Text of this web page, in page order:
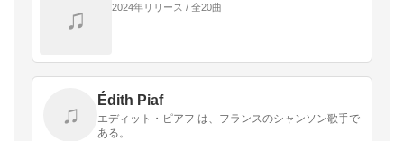
♫ 2024年リリース / 全20曲
♫
Édith Piaf
エディット・ピアフ は、フランスのシャンソン歌手で
ある。